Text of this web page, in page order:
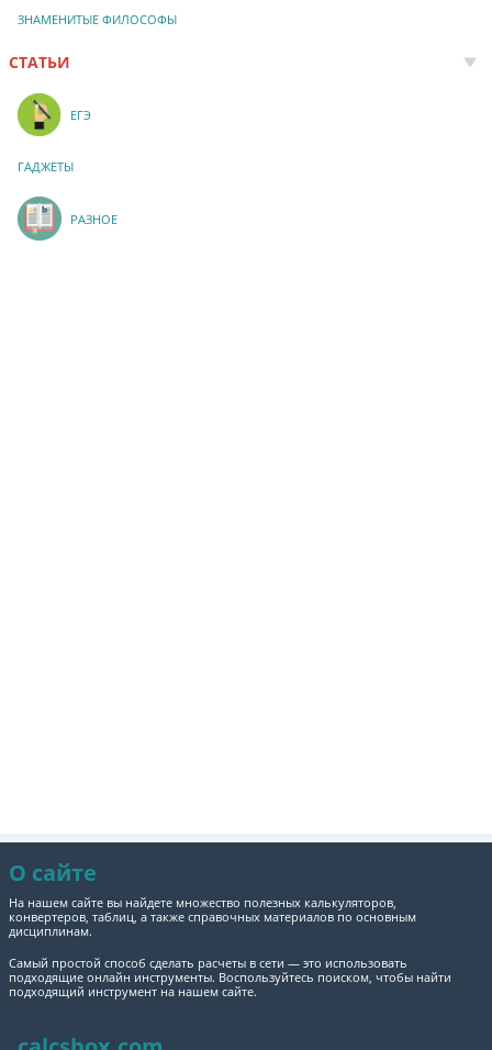
ЗНАМЕНИТЫЕ ФИЛОСОФЫ
СТАТЬИ
ЕГЭ
ГАДЖЕТЫ
РАЗНОЕ
О сайте
На нашем сайте вы найдете множество полезных калькуляторов,
конвертеров, таблиц, а также справочных материалов по основным
дисциплинам.
Самый простой способ сделать расчеты в сети — это использовать
подходящие онлайн инструменты. Воспользуйтесь поиском, чтобы найти
подходящий инструмент на нашем сайте.